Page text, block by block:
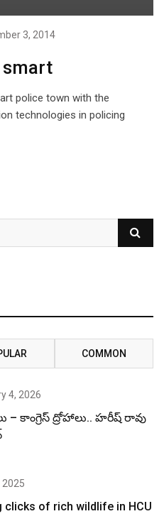
3, 2014
smart
police town with the
technologies in policing
COMMON
4, 2026
– కాంగ్రెస్ ద్రోహాలు.. హరీష్ రావు
2025
clicks of rich wildlife in HCU